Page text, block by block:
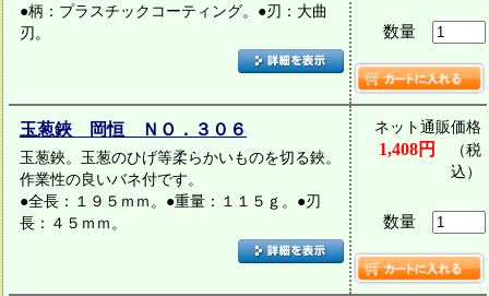
●柄：プラスチックコーティング。●刃：大曲
刃。
数量
玉葱鋏 岡恒 ＮＯ．３０６
玉葱鋏。玉葱のひげ等柔らかいものを切る鋏。
作業性の良いバネ付です。
●全長：１９５ｍｍ。●重量：１１５ｇ。●刃
長：４５ｍｍ。
ネット通販価格
1,408円
（税
込）
数量